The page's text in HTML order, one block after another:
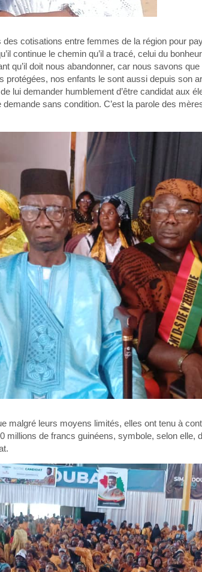
cotisations entre femmes de la région pour
continue le chemin qu’il a tracé, celui du
qu’il doit nous abandonner, car nous savons
nos enfants le sont aussi depuis son
lui demander humblement d’être candidat aux
sans condition. C’est la parole des
malgré leurs moyens limités, elles ont tenu à
millions de francs guinéens, symbole, selon elle,